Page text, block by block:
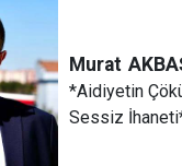
Murat
*Aidiyetin
Sessiz